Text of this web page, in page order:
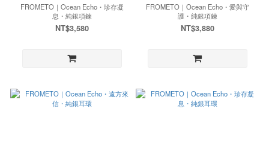
FROMETO｜Ocean Echo・珍存凝
息・純銀項鍊
NT$3,580
FROMETO｜Ocean Echo・愛與守
護・純銀項鍊
NT$3,880